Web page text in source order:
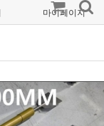
마이페이지